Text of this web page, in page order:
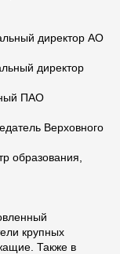
директор АО
директор
ПАО
Верховного
образования,
крупных
Также в